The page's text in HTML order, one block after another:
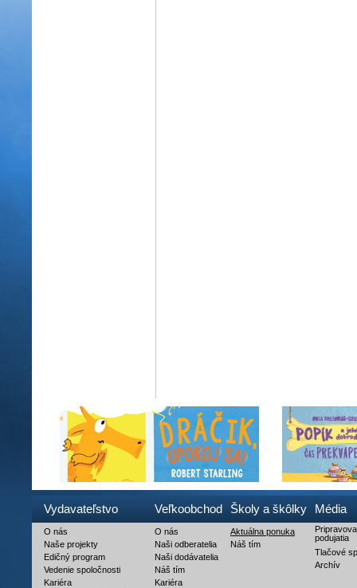
Vydavateľstvo
O nás
Naše projekty
Edičný program
Vedenie spoločnosti
Kariéra
Veľkoobchod
O nás
Naši odberatelia
Naši dodávatelia
Náš tím
Kariéra
Školy a škôlky
Aktuálna ponuka
Náš tím
Média
podujatia
Tlačové
Archív